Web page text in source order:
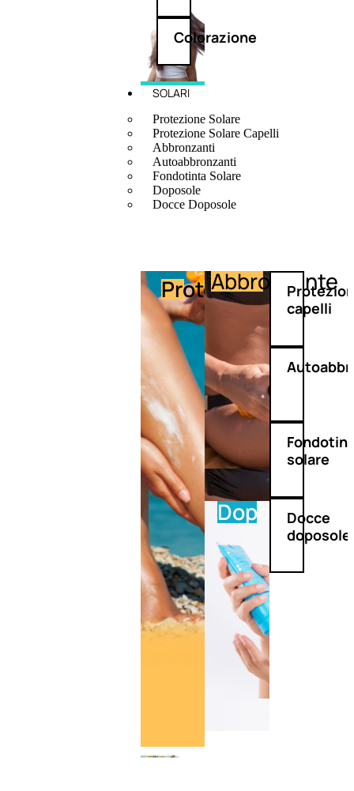
Colorazione
SOLARI
Protezione Solare
Protezione Solare Capelli
Abbronzanti
Autoabbronzanti
Fondotinta Solare
Doposole
Docce Doposole
Protezione
Abbronzante
Doposole
capelli
solare
Docce
doposole